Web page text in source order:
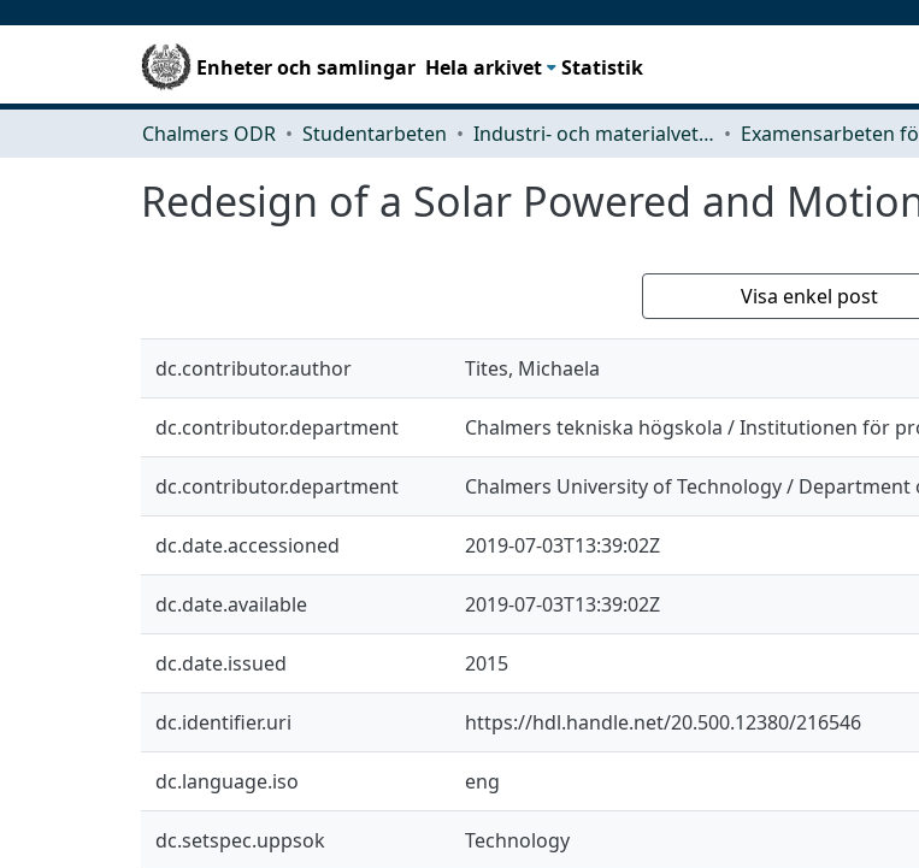
Enheter och samlingar Hela arkivet Statistik
Chalmers ODR Studentarbeten Industri- och materialvetenskap (IMS)
Redesign of a Solar Powered and
Visa enkel post
dc.contributor.author Tites, Michaela
dc.contributor.department Chalmers tekniska högskola / Institutionen för
dc.contributor.department Chalmers University of Technology /
dc.date.accessioned 2019-07-03T13:39:02Z
dc.date.available 2019-07-03T13:39:02Z
dc.date.issued 2015
dc.identifier.uri https://hdl.handle.net/20.500.12380/216546
dc.language.iso eng
dc.setspec.uppsok Technology